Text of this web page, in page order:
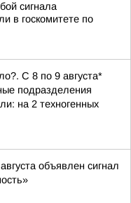
сигнала
в госкомитете по
С 8 по 9 августа*
подразделения
на 2 техногенных
объявлен сигнал